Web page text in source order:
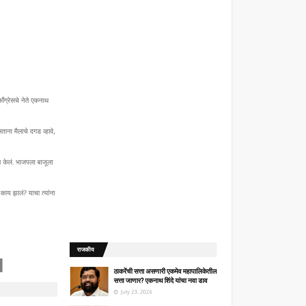
काँग्रेसचे नेते एकनाथ
मैलाचे दगड व्हावे,
केलं. भाजपला बाजूला
झालं? याचा त्यांना
राजकीय
ठाकरेंची सत्ता असणारी एकमेव महापालिकेतील
सत्ता जाणार? एकनाथ शिंदे यांचा नवा डाव
July 23, 2026